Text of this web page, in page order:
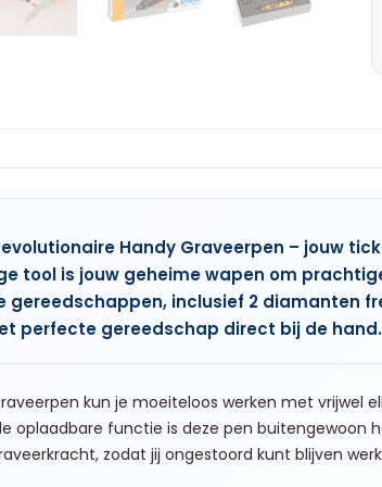
Handy Graveerpen – jouw
tool is jouw geheime wapen om
gereedschappen, inclusief 2 diamanten
perfecte gereedschap direct bij de hand.
kun je moeiteloos werken met vrijwel
oplaadbare functie is deze pen buitengewoon
zodat jij ongestoord kunt blijven